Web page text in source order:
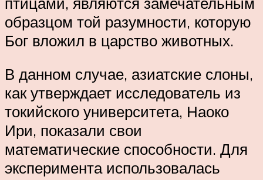
образцом той разумности, которую
Бог вложил в царство животных.
В данном случае, азиатские слоны,
как утверждает исследователь из
токийского университета, Наоко
Ири, показали свои
математические способности. Для
эксперимента использовалась